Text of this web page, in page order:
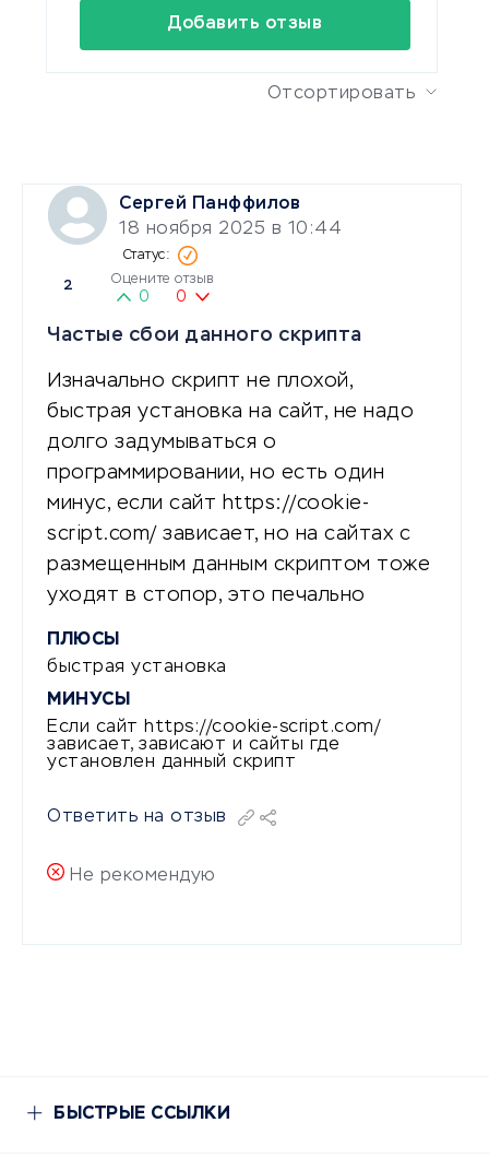
Добавить отзыв
Отсортировать
Сергей Панффилов
18 ноября 2025 в 10:44
2 Оцените отзыв
0 0
Частые сбои данного скрипта
Изначально скрипт не плохой,
быстрая установка на сайт, не надо
долго задумываться о
программировании, но есть один
минус, если сайт https://cookie-
script.com/ зависает, но на сайтах с
размещенным данным скриптом тоже
уходят в стопор, это печально
ПЛЮСЫ
быстрая установка
МИНУСЫ
Если сайт https://cookie-script.com/
зависает, зависают и сайты где
установлен данный скрипт
Ответить на отзыв
Не рекомендую
БЫСТРЫЕ ССЫЛКИ